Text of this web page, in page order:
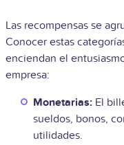
Las recompensas se
Conocer estas
enciendan el
empresa:
Monetarias: El
sueldos, bonos,
utilidades.